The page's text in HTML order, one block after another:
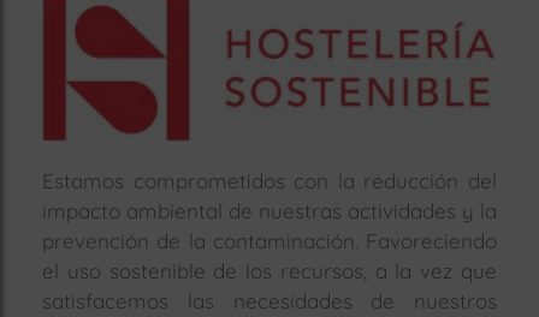
Estamos comprometidos con la reducción del
impacto ambiental de nuestras actividades y la
prevención de la contaminación. Favoreciendo
el uso sostenible de los recursos, a la vez que
satisfacemos las necesidades de nuestros